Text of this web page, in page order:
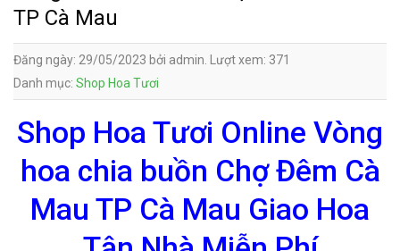
TP Cà Mau
Đăng ngày: 29/05/2023 bởi admin. Lượt xem: 371
Danh mục: Shop Hoa Tươi
Shop Hoa Tươi Online Vòng
hoa chia buồn Chợ Đêm Cà
Mau TP Cà Mau Giao Hoa